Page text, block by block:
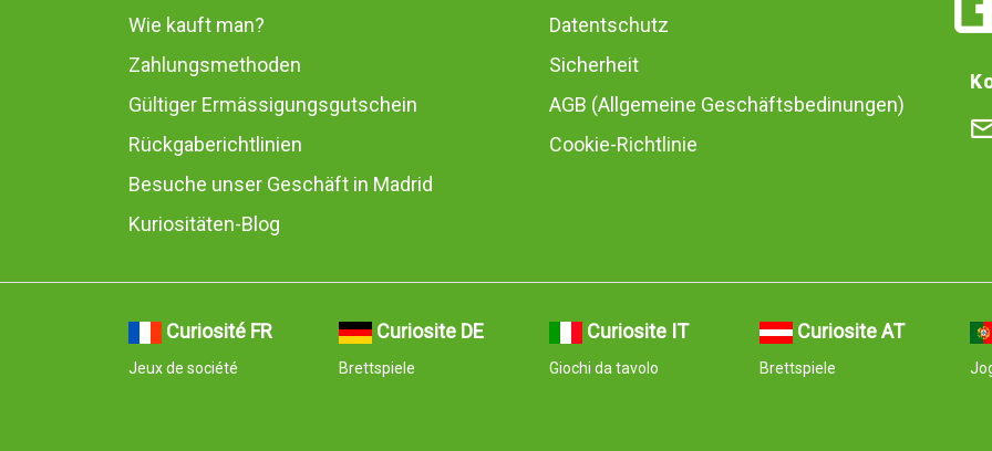
Wie kauft man?
Zahlungsmethoden
Gültiger Ermässigungsgutschein
Rückgaberichtlinien
Besuche unser Geschäft in Madrid
Kuriositäten-Blog
Datentschutz
Sicherheit
AGB (Allgemeine Geschäftsbedinungen)
Cookie-Richtlinie
Curiosité FR
Jeux de société
Curiosite DE
Brettspiele
Curiosite IT
Giochi da tavolo
Curiosite AT
Brettspiele